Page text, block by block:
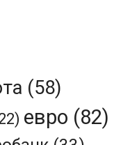
(58)
евро (82)